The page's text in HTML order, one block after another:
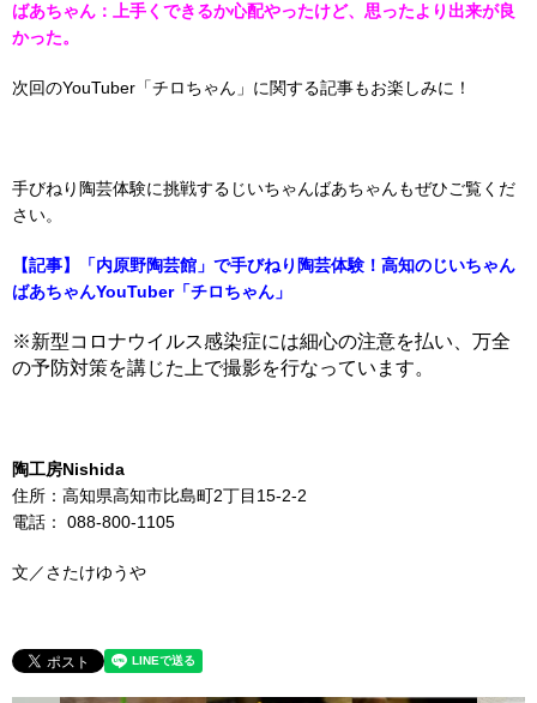
ばあちゃん：上手くできるか心配やったけど、思ったより出来が良
かった。
次回のYouTuber「チロちゃん」に関する記事もお楽しみに！
手びねり陶芸体験に挑戦するじいちゃんばあちゃんもぜひご覧くだ
さい。
【記事】「内原野陶芸館」で手びねり陶芸体験！高知のじいちゃん
ばあちゃんYouTuber「チロちゃん」
※新型コロナウイルス感染症には細心の注意を払い、万全
の予防対策を講じた上で撮影を行なっています。
陶工房Nishida
住所：高知県高知市比島町2丁目15-2-2
電話： 088-800-1105
文／さたけゆうや